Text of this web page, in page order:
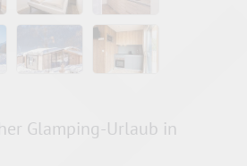
Glamping-Urlaub in